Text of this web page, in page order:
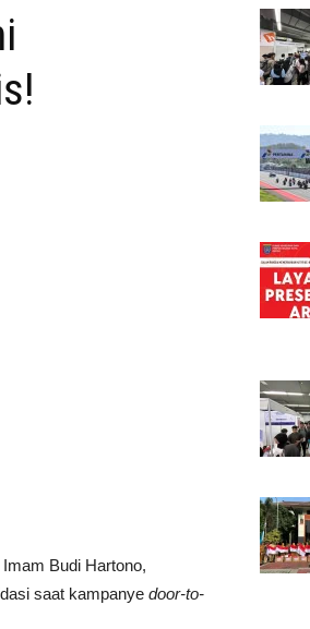
Budi Hartono,
saat kampanye door-to-